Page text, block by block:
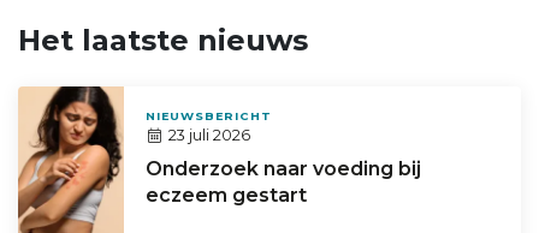
Het laatste nieuws
NIEUWSBERICHT
23 juli 2026
Onderzoek naar voeding bij
eczeem gestart